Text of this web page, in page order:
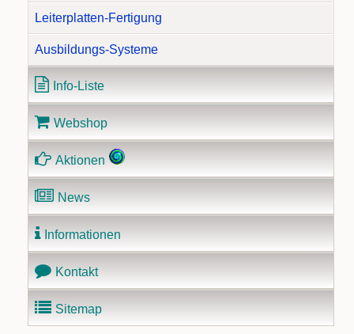
Leiterplatten-Fertigung
Ausbildungs-Systeme
Info-Liste
Webshop
Aktionen
News
Informationen
Kontakt
Sitemap